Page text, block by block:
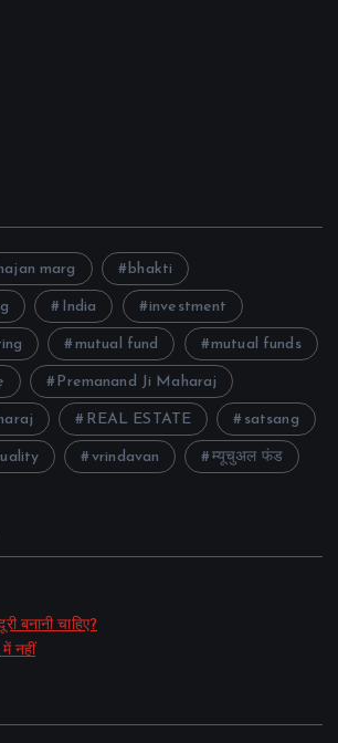
marg bhakti
India investment
mutual fund mutual funds
Premanand Ji Maharaj
REAL ESTATE satsang
vrindavan म्यूचुअल फंड
बनानी चाहिए?
में नहीं